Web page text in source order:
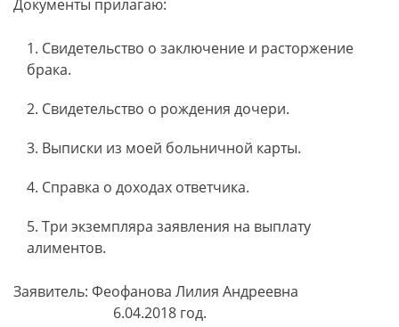
Документы прилагаю:
Свидетельство о заключение и расторжение
брака.
Свидетельство о рождения дочери.
Выписки из моей больничной карты.
Справка о доходах ответчика.
Три экземпляра заявления на выплату
алиментов.
Заявитель: Феофанова Лилия Андреевна
6.04.2018 год.